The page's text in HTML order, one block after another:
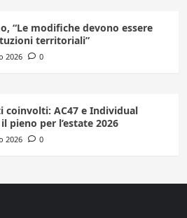
“Le modifiche devono essere
territoriali”
2026 0
coinvolti: AC47 e Individual
pieno per l’estate 2026
2026 0